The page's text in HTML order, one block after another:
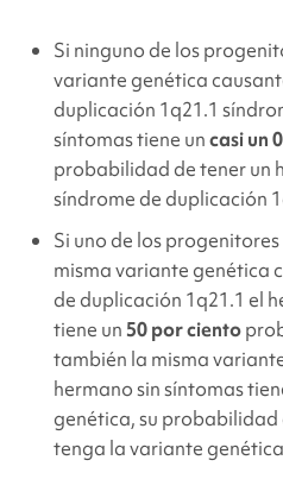
Si ninguno de los
variante genética
duplicación 1q21.1
síntomas tiene uncasi un
probabilidad de tener un
síndrome de duplicación
Si uno de los
misma variante genética
de duplicación 1q21.1 el
tiene un 50 por ciento
también la misma
hermano sin síntomas
genética, su probabilidad
tenga la variante